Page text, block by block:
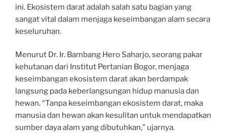
ini. Ekosistem darat adalah salah satu bagian yang
sangat vital dalam menjaga keseimbangan alam secara
keseluruhan.
Menurut Dr. Ir. Bambang Hero Saharjo, seorang pakar
kehutanan dari Institut Pertanian Bogor, menjaga
keseimbangan ekosistem darat akan berdampak
langsung pada keberlangsungan hidup manusia dan
hewan. “Tanpa keseimbangan ekosistem darat, maka
manusia dan hewan akan kesulitan untuk mendapatkan
sumber daya alam yang dibutuhkan,” ujarnya.